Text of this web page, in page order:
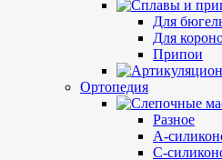
Для
Для
Припои
Ортопедия
Разное
А-
С-